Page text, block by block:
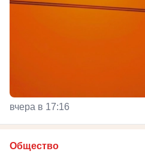
вчера в 17:16
Общество